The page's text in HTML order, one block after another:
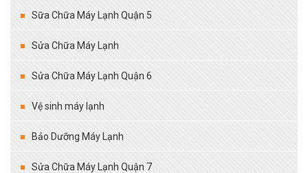
Sữa Chữa Máy Lạnh Quận 5
Sửa Chữa Máy Lạnh
Sửa Chữa Máy Lạnh Quận 6
Vệ sinh máy lạnh
Bảo Dưỡng Máy Lạnh
Sửa Chữa Máy Lạnh Quận 7